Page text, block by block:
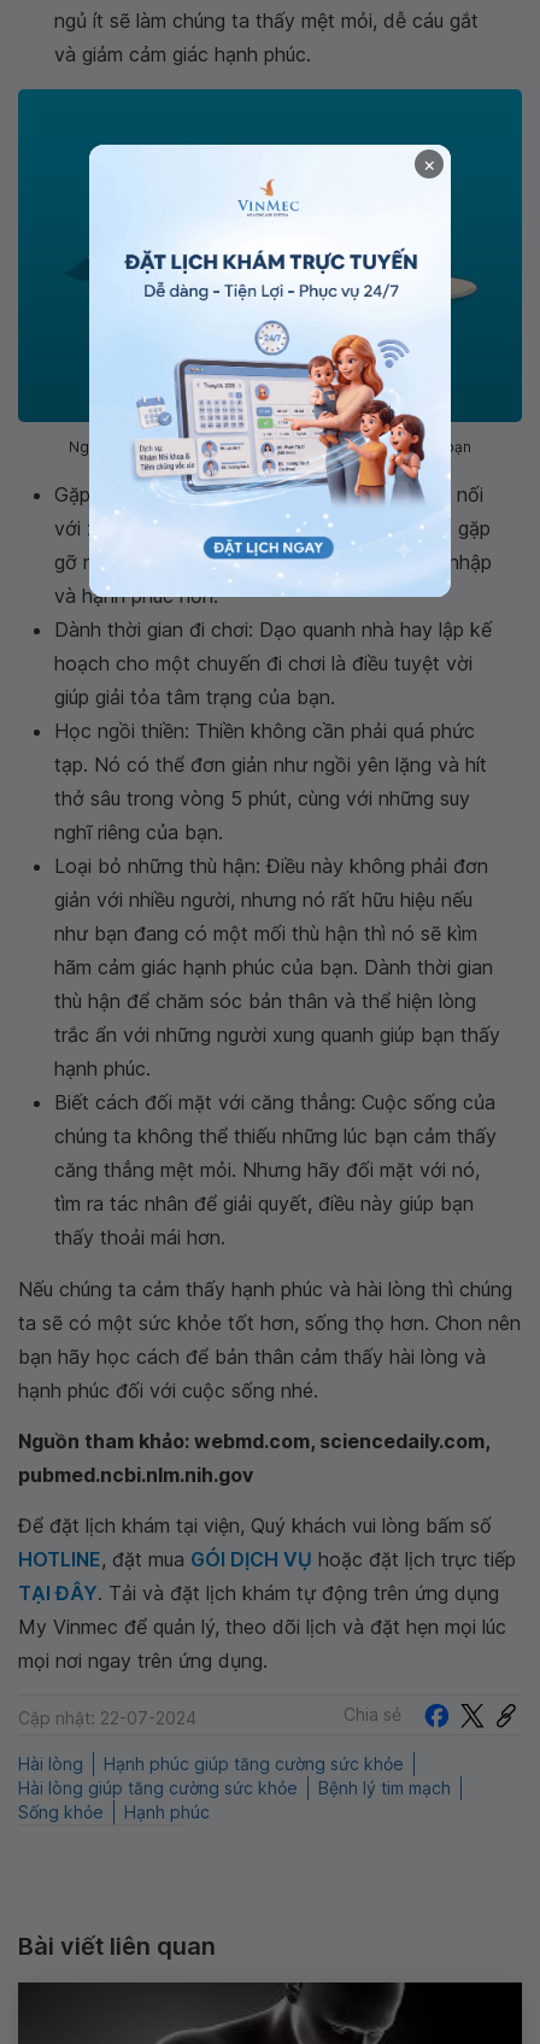
ngủ ít sẽ làm chúng ta thấy mệt mỏi, dễ cáu gắt
và giảm cảm giác hạnh phúc.
Ngủ đủ giấc giúp tăng cường sức khỏe cho cơ thể của bạn
Gặp gỡ bạn bè: Gặp bạn bè là một dạng kết nối
với xã hội, giúp bạn cảm thấy thoải mái. Việc gặp
gỡ nhiều người sẽ khiến bạn thấy được hòa nhập
và hạnh phúc hơn.
Dành thời gian đi chơi: Dạo quanh nhà hay lập kế
hoạch cho một chuyến đi chơi là điều tuyệt vời
giúp giải tỏa tâm trạng của bạn.
Học ngồi thiền: Thiền không cần phải quá phức
tạp. Nó có thể đơn giản như ngồi yên lặng và hít
thở sâu trong vòng 5 phút, cùng với những suy
nghĩ riêng của bạn.
Loại bỏ những thù hận: Điều này không phải đơn
giản với nhiều người, nhưng nó rất hữu hiệu nếu
như bạn đang có một mối thù hận thì nó sẽ kìm
hãm cảm giác hạnh phúc của bạn. Dành thời gian
thù hận để chăm sóc bản thân và thể hiện lòng
trắc ẩn với những người xung quanh giúp bạn thấy
hạnh phúc.
Biết cách đối mặt với căng thẳng: Cuộc sống của
chúng ta không thể thiếu những lúc bạn cảm thấy
căng thẳng mệt mỏi. Nhưng hãy đối mặt với nó,
tìm ra tác nhân để giải quyết, điều này giúp bạn
thấy thoải mái hơn.
Nếu chúng ta cảm thấy hạnh phúc và hài lòng thì chúng
ta sẽ có một sức khỏe tốt hơn, sống thọ hơn. Chon nên
bạn hãy học cách để bản thân cảm thấy hài lòng và
hạnh phúc đối với cuộc sống nhé.
Nguồn tham khảo: webmd.com, sciencedaily.com,
pubmed.ncbi.nlm.nih.gov
Để đặt lịch khám tại viện, Quý khách vui lòng bấm số
HOTLINE, đặt mua GÓI DỊCH VỤ hoặc đặt lịch trực tiếp
TẠI ĐÂY. Tải và đặt lịch khám tự động trên ứng dụng
My Vinmec để quản lý, theo dõi lịch và đặt hẹn mọi lúc
mọi nơi ngay trên ứng dụng.
Cập nhật: 22-07-2024 Chia sẻ
Hài lòng
Hạnh phúc giúp tăng cường sức khỏe
Hài lòng giúp tăng cường sức khỏe
Bệnh lý tim mạch
Sống khỏe
Hạnh phúc
Bài viết liên quan
×